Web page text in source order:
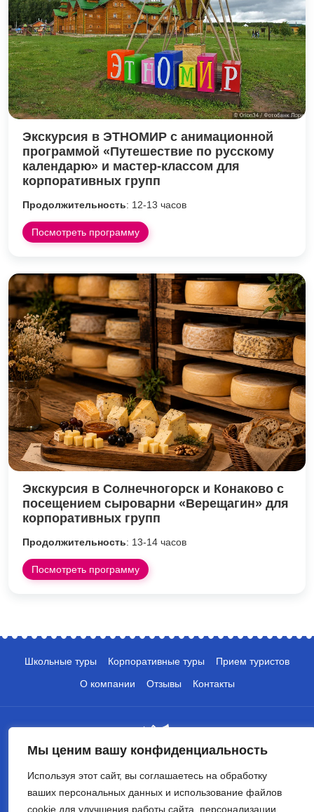
Мы ценим вашу конфиденциальность
Используя этот сайт, вы соглашаетесь на обработку
ваших персональных данных и использование файлов
cookie для улучшения работы сайта, персонализации
Экскурсия в ЭТНОМИР с анимационной
программой «Путешествие по русскому
календарю» и мастер-классом для
корпоративных групп
Продолжительность: 12-13 часов
Посмотреть программу
Экскурсия в Солнечногорск и Конаково с
посещением сыроварни «Верещагин» для
корпоративных групп
Продолжительность: 13-14 часов
Посмотреть программу
Школьные туры Корпоративные туры
Прием туристов
О компании
Отзывы Контакты
+7 (495) 135-10-05